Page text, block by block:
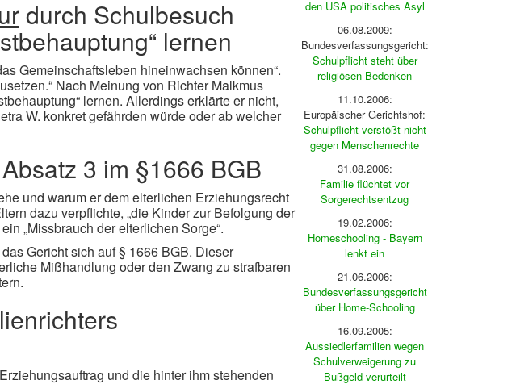
durch Schulbesuch
lernen
Gemeinschaftsleben hineinwachsen können“.
Nach Meinung von Richter Malkmus
lernen. Allerdings erklärte er nicht,
W. konkret gefährden würde oder ab welcher
3 im §1666 BGB
und warum er dem elterlichen Erziehungsrecht
dazu verpflichte, „die Kinder zur Befolgung der
„Missbrauch der elterlichen Sorge“.
Gericht sich auf § 1666 BGB. Dieser
Mißhandlung oder den Zwang zu strafbaren
und die hinter ihm stehenden
den USA politisches Asyl
06.08.2009:
Bundesverfassungsgericht:
Schulpflicht steht über
religiösen Bedenken
11.10.2006:
Europäischer Gerichtshof:
Schulpflicht verstößt nicht
gegen Menschenrechte
31.08.2006:
Familie flüchtet vor
Sorgerechtsentzug
19.02.2006:
Homeschooling - Bayern
lenkt ein
21.06.2006:
Bundesverfassungsgericht
über Home-Schooling
16.09.2005:
Aussiedlerfamilien wegen
Schulverweigerung zu
Bußgeld verurteilt